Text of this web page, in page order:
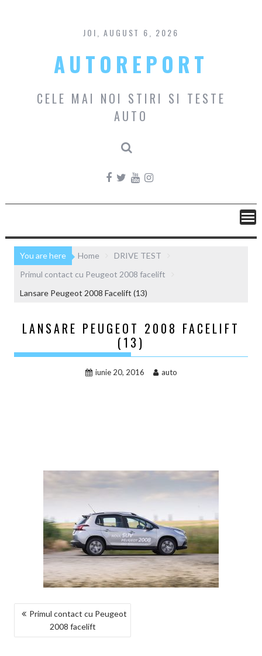
content
JOI, AUGUST 6, 2026
AUTOREPORT
CELE MAI NOI STIRI SI TESTE
AUTO
You are here Home
DRIVE TEST
Primul contact cu Peugeot 2008 facelift
Lansare Peugeot 2008 Facelift (13)
LANSARE PEUGEOT 2008 FACELIFT
(13)
iunie 20, 2016 auto
NAVIGARE
Primul contact cu Peugeot
2008 facelift